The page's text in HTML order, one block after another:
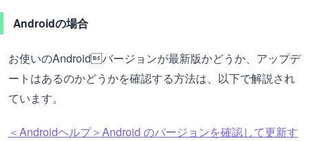
Androidの場合
お使いのAndroidバージョンが最新版かどうか、アップデ
ートはあるのかどうかを確認する方法は、以下で解説され
ています。
＜Androidヘルプ＞Android のバージョンを確認して更新す